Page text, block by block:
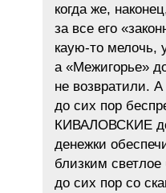
когда же,
за все его
каую-то мелочь,
а «Межигорье»
не возвратили.
до сих пор
КИВАЛОВСКИЕ
денежки
близким
до сих пор со